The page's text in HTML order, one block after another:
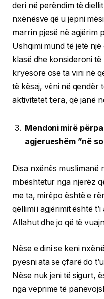
deri në perëndim të
nxënësve që u jepni
marrin pjesë në agjërim
Ushqimi mund të jetë
klasë dhe konsideroni të
kryesore ose ta vini në
të kësaj, vëni në qendër
aktivitetet tjera, që janë
Mendoni mirë
agjerueshëm ”në
Disa nxënës muslimanë
mbështetur nga njerëz
me ta, mirëpo është e
qëllimi i agjërimit është
Allahut dhe jo që të
Nëse e dini se keni
pyesni ata se çfarë do
Nëse nuk jeni të sigurt,
nga veprime të